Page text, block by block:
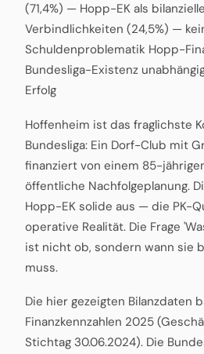
(71,4%) — Hopp-EK als
Verbindlichkeiten (24,5%) —
Schuldenproblematik Hopp-
Bundesliga-Existenz
Erfolg
Hoffenheim ist das fraglichste
Bundesliga: Ein Dorf-Club mit
finanziert von einem 85-
öffentliche Nachfolgeplanung.
Hopp-EK solide aus — die PK-
operative Realität. Die Frage
ist nicht ob, sondern wann sie
muss.
Die hier gezeigten Bilanzdaten
Finanzkennzahlen 2025
Stichtag 30.06.2024). Die